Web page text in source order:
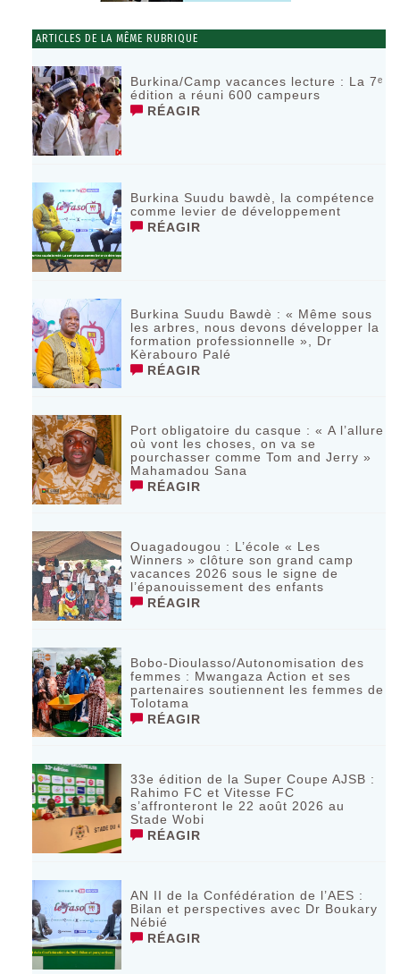
ARTICLES DE LA MÊME RUBRIQUE
Burkina/Camp vacances lecture : La 7ᵉ
édition a réuni 600 campeurs
RÉAGIR
Burkina Suudu bawdè, la compétence
comme levier de développement
RÉAGIR
Burkina Suudu Bawdè : « Même sous
les arbres, nous devons développer la
formation professionnelle », Dr
Kèrabouro Palé
RÉAGIR
Port obligatoire du casque : « A l’allure
où vont les choses, on va se
pourchasser comme Tom and Jerry »
Mahamadou Sana
RÉAGIR
Ouagadougou : L’école « Les
Winners » clôture son grand camp
vacances 2026 sous le signe de
l’épanouissement des enfants
RÉAGIR
Bobo-Dioulasso/Autonomisation des
femmes : Mwangaza Action et ses
partenaires soutiennent les femmes de
Tolotama
RÉAGIR
33e édition de la Super Coupe AJSB :
Rahimo FC et Vitesse FC
s’affronteront le 22 août 2026 au
Stade Wobi
RÉAGIR
AN II de la Confédération de l’AES :
Bilan et perspectives avec Dr Boukary
Nébié
RÉAGIR